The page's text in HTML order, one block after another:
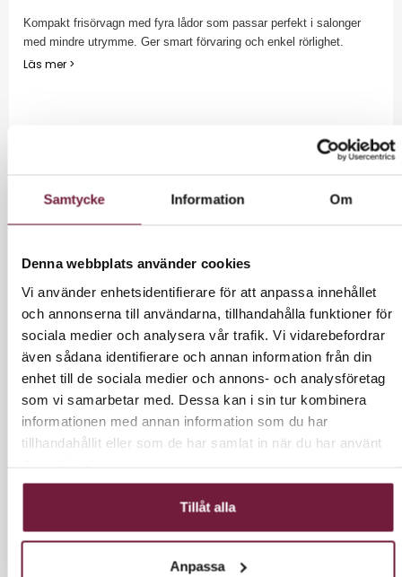
Samtycke Information Om
Denna webbplats använder cookies
Vi använder enhetsidentifierare för att anpassa innehållet
och annonserna till användarna, tillhandahålla funktioner för
sociala medier och analysera vår trafik. Vi vidarebefordrar
även sådana identifierare och annan information från din
enhet till de sociala medier och annons- och analysföretag
som vi samarbetar med. Dessa kan i sin tur kombinera
informationen med annan information som du har
tillhandahållit eller som de har samlat in när du har använt
Tillåt alla
Anpassa
Kompakt frisörvagn med fyra lådor som passar perfekt i salonger
med mindre utrymme. Ger smart förvaring och enkel rörlighet.
Läs mer >
1 276,00 kr
Exkl. moms
LÄGG I VARUKORG
INFORMATION
Fyra hjul för att underlätta rörligheten.
Tillverkad av polypropen.
Höjd: 90cm